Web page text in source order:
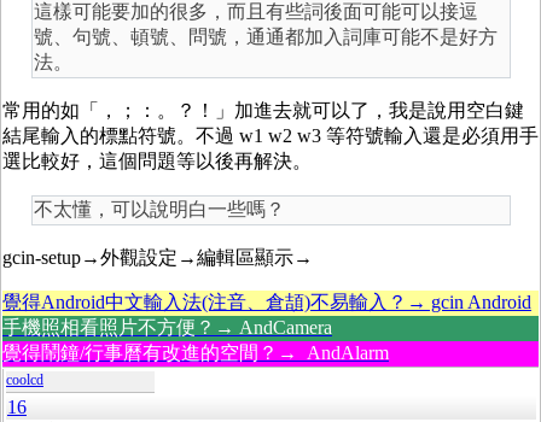
這樣可能要加的很多，而且有些詞後面可能可以接逗
號、句號、頓號、問號，通通都加入詞庫可能不是好方
法。
常用的如「，；：。？！」加進去就可以了，我是說用空白鍵
結尾輸入的標點符號。不過 w1 w2 w3 等符號輸入還是必須用手
選比較好，這個問題等以後再解決。
不太懂，可以說明白一些嗎？
gcin-setup→外觀設定→編輯區顯示→
覺得Android中文輸入法(注音、倉頡)不易輸入？→ gcin Android
手機照相看照片不方便？→ AndCamera
覺得鬧鐘/行事曆有改進的空間？→ AndAlarm
coolcd
16